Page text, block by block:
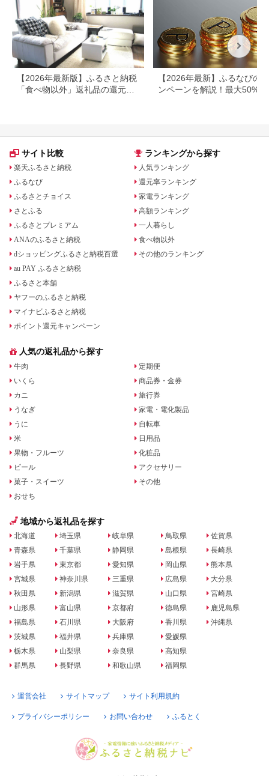
【2026年最新版】ふるさと納税
「食べ物以外」返礼品の還元率
【2026年最新】ふるなびの
ンペーンを解説！最大50%還
サイト比較
楽天ふるさと納税
ふるなび
ふるさとチョイス
さとふる
ふるさとプレミアム
ANAのふるさと納税
dショッピングふるさと納税百選
au PAY ふるさと納税
ふるさと本舗
ヤフーのふるさと納税
マイナビふるさと納税
ポイント還元キャンペーン
ランキングから探す
人気ランキング
還元率ランキング
家電ランキング
高額ランキング
一人暮らし
食べ物以外
その他のランキング
人気の返礼品から探す
牛肉
いくら
カニ
うなぎ
うに
米
果物・フルーツ
ビール
菓子・スイーツ
おせち
定期便
商品券・金券
旅行券
家電・電化製品
自転車
日用品
化粧品
アクセサリー
その他
地域から返礼品を探す
北海道
青森県
岩手県
宮城県
秋田県
山形県
福島県
茨城県
栃木県
群馬県
埼玉県
千葉県
東京都
神奈川県
新潟県
富山県
石川県
福井県
山梨県
長野県
岐阜県
静岡県
愛知県
三重県
滋賀県
京都府
大阪府
兵庫県
奈良県
和歌山県
鳥取県
島根県
岡山県
広島県
山口県
徳島県
香川県
愛媛県
高知県
福岡県
佐賀県
長崎県
熊本県
大分県
宮崎県
鹿児島県
沖縄県
運営会社 サイトマップ サイト利用規約
プライバシーポリシー お問い合わせ ふるとく